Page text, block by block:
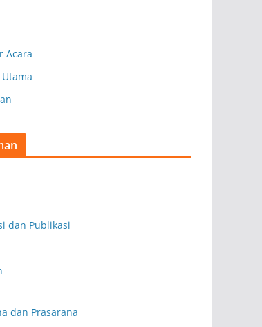
Acara
dan Publikasi
dan Prasarana